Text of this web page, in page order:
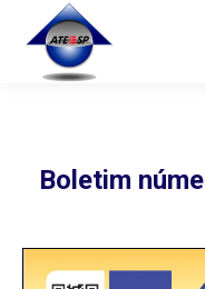
Boletim